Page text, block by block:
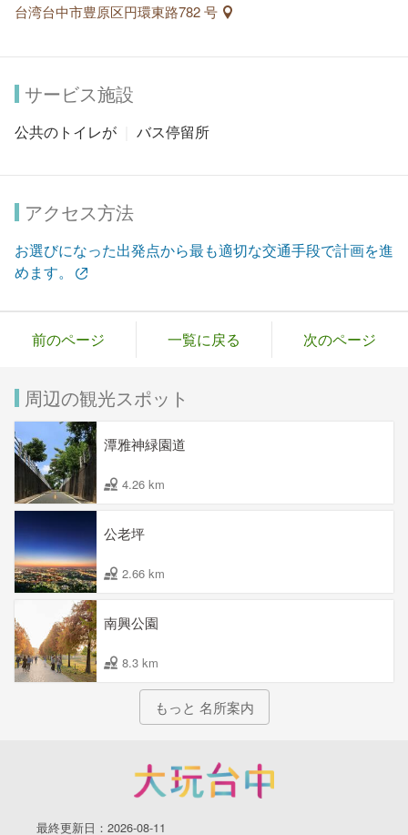
台湾台中市豊原区円環東路782 号
サービス施設
公共のトイレが バス停留所
アクセス方法
お選びになった出発点から最も適切な交通手段で計画を進
めます。
前のページ 一覧に戻る 次のページ
周辺の観光スポット
潭雅神緑園道
4.26 km
公老坪
2.66 km
南興公園
8.3 km
もっと 名所案内
最終更新日：2026-08-11